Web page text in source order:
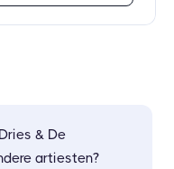
Dries & De
artiesten?